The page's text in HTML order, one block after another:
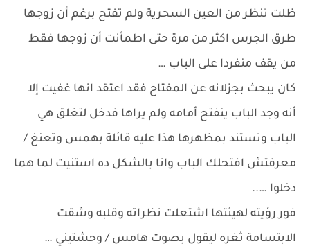
ظلت تنظر من العين السحرية ولم تفتح برغم أن زوجها
طرق الجرس اكثر من مرة حتى اطمأنت أن زوجها فقط
من يقف منفردا على الباب …
كان يبحث بجزلانه عن المفتاح فقد اعتقد انها غفيت إلا
أنه وجد الباب ينفتح أمامه ولم يراها فدخل لتغلق هي
الباب وتستند بمظهرها هذا عليه قائلة بهمس وتعنغ /
معرفتش افتحلك الباب وانا بالشكل ده استنيت لما هما
دخلوا …..
فور رؤيته لهيئتها اشتعلت نظراته وقلبه وشقت
الابتسامة ثغره ليقول بصوت هامس / وحشتيني …